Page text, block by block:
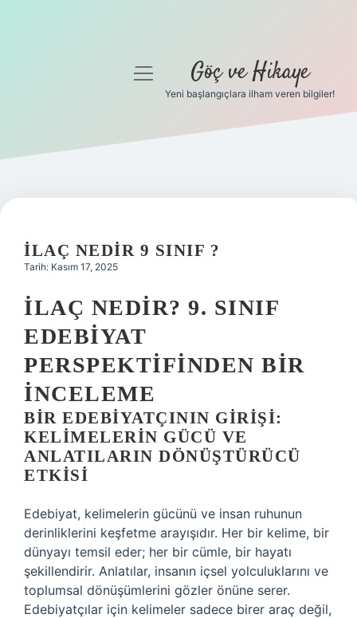
Gizlilik Politikası
Yasal Uyarı
menüyü
Göç ve Hikaye
Yeni başlangıçlara ilham veren bilgiler!
İLAÇ NEDIR 9 SINIF ?
Tarih: Kasım 17, 2025
İLAÇ NEDIR? 9. SINIF
EDEBIYAT
PERSPEKTIFINDEN BIR
İNCELEME
BIR EDEBIYATÇININ GIRIŞI:
KELIMELERIN GÜCÜ VE
ANLATILARIN DÖNÜŞTÜRÜCÜ
ETKISI
Edebiyat, kelimelerin gücünü ve insan ruhunun
derinliklerini keşfetme arayışıdır. Her bir kelime, bir
dünyayı temsil eder; her bir cümle, bir hayatı
şekillendirir. Anlatılar, insanın içsel yolculuklarını ve
toplumsal dönüşümlerini gözler önüne serer.
Edebiyatçılar için kelimeler sadece birer araç değil,